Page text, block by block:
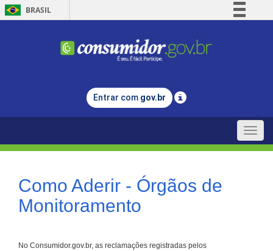
BRASIL
Comunica BR
Legislação
Entrar com gov.br
Toggle
Como Aderir - Órgãos de
Monitoramento
No Consumidor.gov.br, as reclamações registradas pelos